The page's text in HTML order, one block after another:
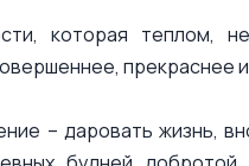
которая теплом,
прекраснее
– даровать жизнь,